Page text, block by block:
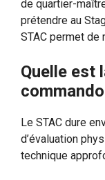
de quartier-
prétendre au
STAC permet de
Quelle est
Le STAC dure
d’évaluation
technique